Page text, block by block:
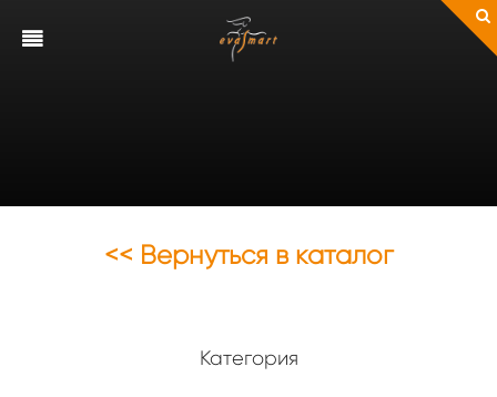
<< Вернуться в каталог
Категория